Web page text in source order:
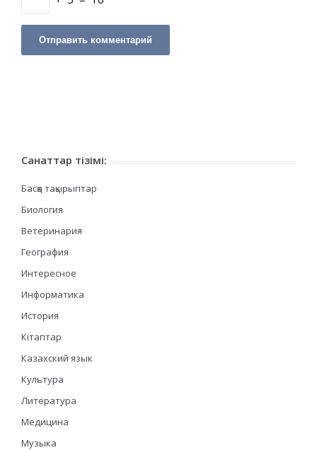
Санаттар тізімі:
Басқа тақырыптар
Биология
Ветеринария
География
Интересное
Информатика
История
Кітаптар
Казахский язык
Культура
Литература
Медицина
Музыка